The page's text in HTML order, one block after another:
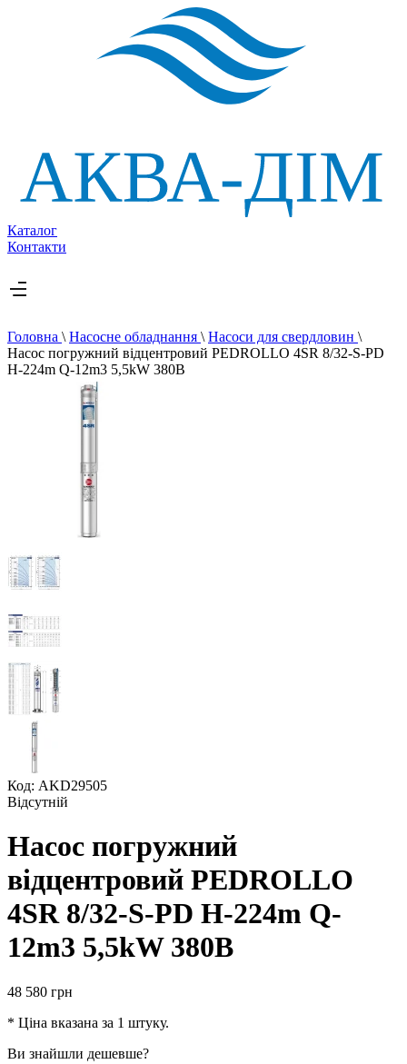
Каталог
Контакти
Головна \ Насосне обладнання \ Насоси для свердловин \
Насос погружний відцентровий PEDROLLO 4SR 8/32-S-PD
H-224m Q-12m3 5,5kW 380В
Код: AKD29505
Відсутній
Насос погружний
відцентровий PEDROLLO
4SR 8/32-S-PD H-224m Q-
12m3 5,5kW 380В
48 580 грн
* Ціна вказана за 1 штуку.
Ви знайшли дешевше?